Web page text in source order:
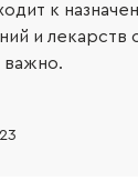
к
и лекарств
важно.